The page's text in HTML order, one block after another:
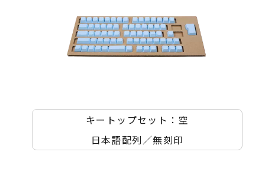
キートップセット：空
日本語配列／無刻印